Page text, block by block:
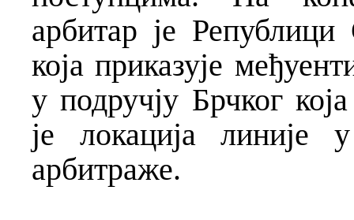
арбитар је Републици
која приказује
у подручју Брчког
је локација линије
арбитраже.